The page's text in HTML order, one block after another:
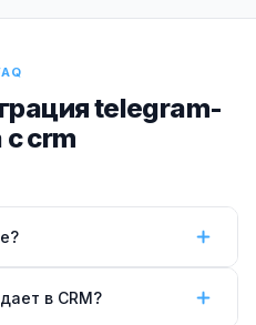
telegram-
с crm
API. Если API нет —
в CRM?